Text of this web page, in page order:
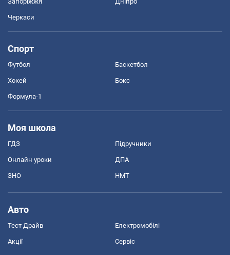
Черкаси
Спорт
Футбол Баскетбол
Хокей Бокс
Формула-1
Моя школа
ГДЗ Підручники
Онлайн уроки ДПА
ЗНО НМТ
Авто
Тест Драйв Електромобілі
Акції Сервіс